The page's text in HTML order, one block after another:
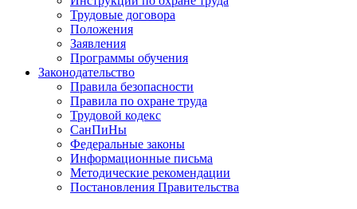
Трудовые договора
Положения
Заявления
Программы обучения
Законодательство
Правила безопасности
Правила по охране труда
Трудовой кодекс
СанПиНы
Федеральные законы
Информационные письма
Методические рекомендации
Постановления Правительства